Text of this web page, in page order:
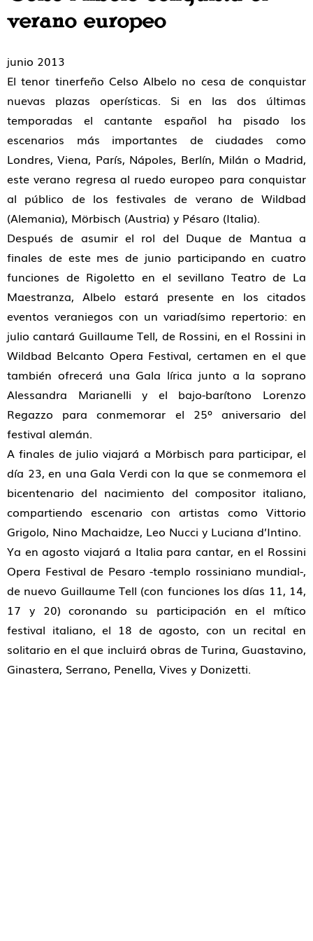
verano europeo
junio 2013
El tenor tinerfeño Celso Albelo no cesa de conquistar
nuevas plazas operísticas. Si en las dos últimas
temporadas el cantante español ha pisado los
escenarios más importantes de ciudades como
Londres, Viena, París, Nápoles, Berlín, Milán o Madrid,
este verano regresa al ruedo europeo para conquistar
al público de los festivales de verano de Wildbad
(Alemania), Mörbisch (Austria) y Pésaro (Italia).
Después de asumir el rol del Duque de Mantua a
finales de este mes de junio participando en cuatro
funciones de Rigoletto en el sevillano Teatro de La
Maestranza, Albelo estará presente en los citados
eventos veraniegos con un variadísimo repertorio: en
julio cantará Guillaume Tell, de Rossini, en el Rossini in
Wildbad Belcanto Opera Festival, certamen en el que
también ofrecerá una Gala lírica junto a la soprano
Alessandra Marianelli y el bajo-barítono Lorenzo
Regazzo para conmemorar el 25º aniversario del
festival alemán.
A finales de julio viajará a Mörbisch para participar, el
día 23, en una Gala Verdi con la que se conmemora el
bicentenario del nacimiento del compositor italiano,
compartiendo escenario con artistas como Vittorio
Grigolo, Nino Machaidze, Leo Nucci y Luciana d’Intino.
Ya en agosto viajará a Italia para cantar, en el Rossini
Opera Festival de Pesaro -templo rossiniano mundial-,
de nuevo Guillaume Tell (con funciones los días 11, 14,
17 y 20) coronando su participación en el mítico
festival italiano, el 18 de agosto, con un recital en
solitario en el que incluirá obras de Turina, Guastavino,
Ginastera, Serrano, Penella, Vives y Donizetti.